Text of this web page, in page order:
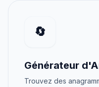
🔄
Générateur
Trouvez des